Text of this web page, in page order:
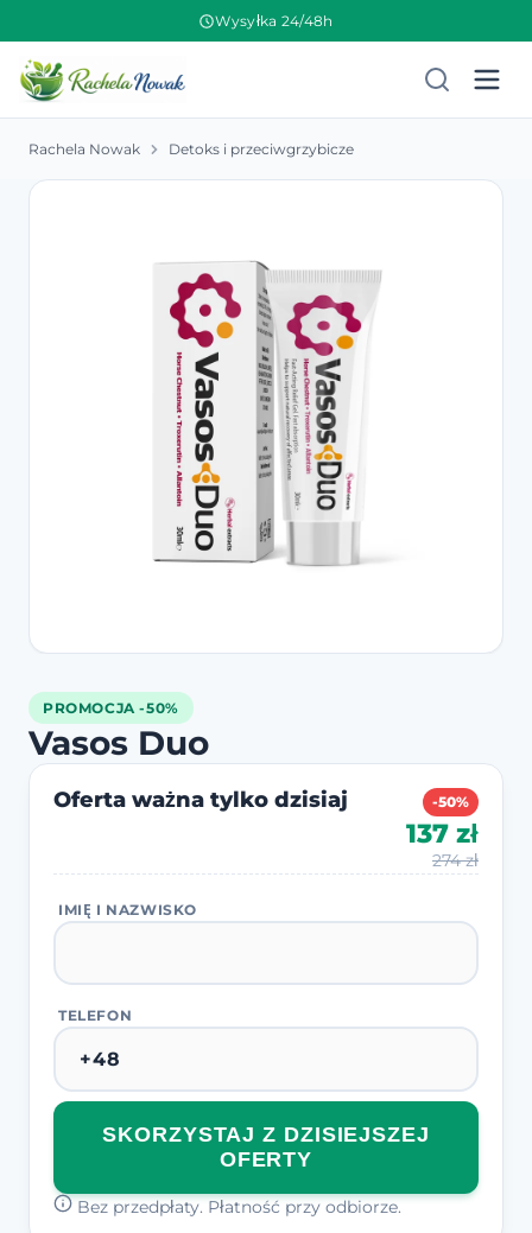
Wysyłka 24/48h
Rachela Nowak Detoks i przeciwgrzybicze
PROMOCJA -50%
Vasos Duo
Oferta ważna tylko dzisiaj -50%
137 zł
274 zł
IMIĘ I NAZWISKO
TELEFON
SKORZYSTAJ Z DZISIEJSZEJ
OFERTY
Bez przedpłaty. Płatność przy odbiorze.